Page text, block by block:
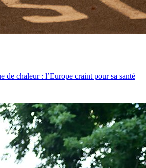
de chaleur : l’Europe craint pour sa santé